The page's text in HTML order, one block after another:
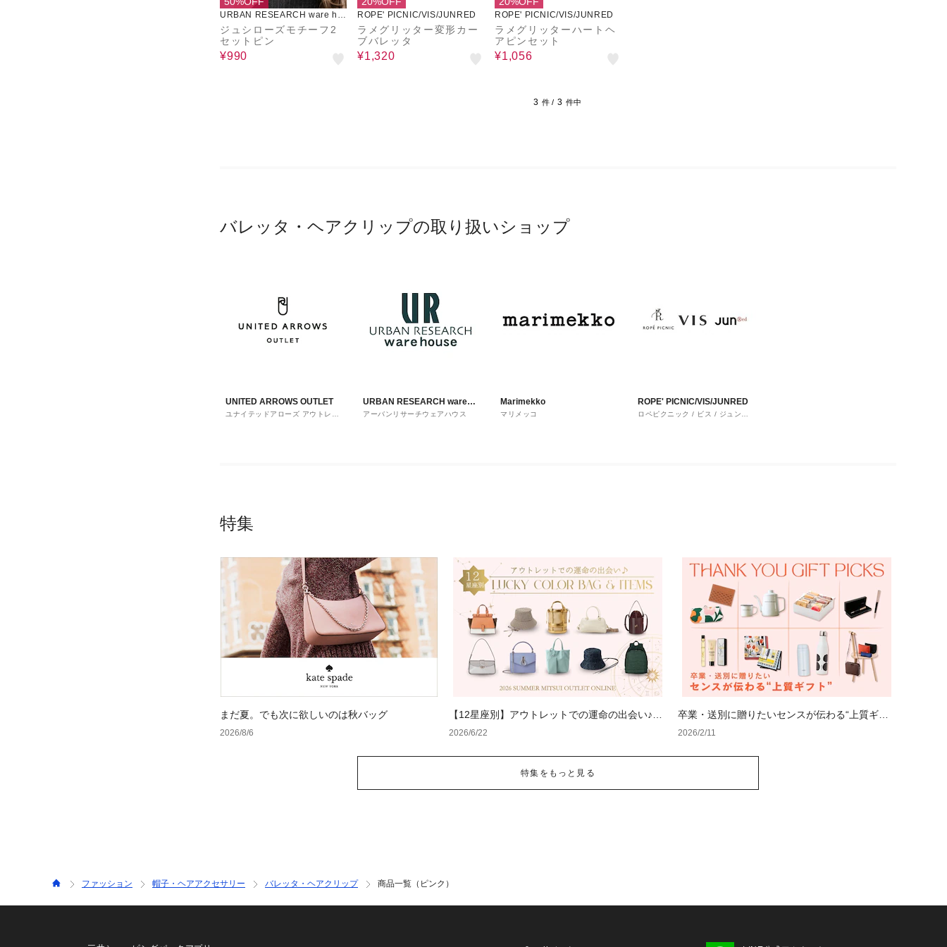
URBAN RESEARCH ware ho
use
ジュシローズモチーフ2
セットピン
¥990
ROPE' PICNIC/VIS/JUNRED
ラメグリッター変形カー
ブバレッタ
¥1,320
ROPE' PICNIC/VIS/JUNRED
ラメグリッターハートヘ
アピンセット
¥1,056
3 件 / 3 件中
バレッタ・ヘアクリップの取り扱いショップ
UNITED ARROWS OUTLET
ユナイテッドアローズ アウトレッ
URBAN RESEARCH ware
house
アーバンリサーチウェアハウス
Marimekko
マリメッコ
ROPE' PICNIC/VIS/JUNRED
ロペピクニック / ビス / ジュンレ
特集
まだ夏。でも次に欲しいのは秋バッグ
2026/8/6
【12星座別】アウトレットでの運命の出会い♪夏
のラッキーカラーバッグ＆小物
2026/6/22
卒業・送別に贈りたいセンスが伝わる“上質ギフ
ト”
2026/2/11
特集をもっと見る
ファッション 帽子・ヘアアクセサリー バレッタ・ヘアクリップ 商品一覧（ピンク）